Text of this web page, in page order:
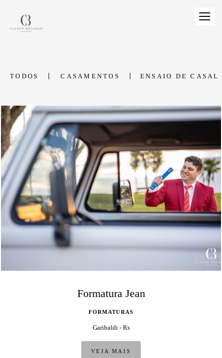
TODOS CASAMENTOS ENSAIO DE CASAL
Formatura Jean
FORMATURAS
Garibaldi - Rs
VEJA MAIS